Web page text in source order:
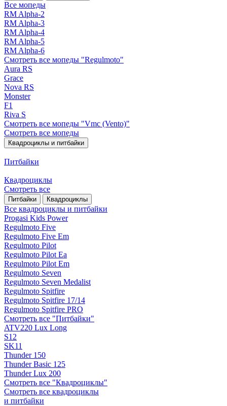
Все мопеды
RM Alpha-2
RM Alpha-3
RM Alpha-4
RM Alpha-5
RM Alpha-6
Смотреть все мопеды "Regulmoto"
Aura RS
Grace
Nova RS
Monster
F1
Riva S
Смотреть все мопеды "Vmc (Vento)"
Смотреть все мопеды
Квадроциклы и питбайки
Питбайки
Квадроциклы
Смотреть все
Питбайки Квадроциклы
Все квадроциклы и питбайки
Progasi Kids Power
Regulmoto Five
Regulmoto Five Em
Regulmoto Pilot
Regulmoto Pilot Ea
Regulmoto Pilot Em
Regulmoto Seven
Regulmoto Seven Medalist
Regulmoto Spitfire
Regulmoto Spitfire 17/14
Regulmoto Spitfire PRO
Смотреть все "Питбайки"
ATV220 Lux Long
S12
SK11
Thunder 150
Thunder Basic 125
Thunder Lux 200
Смотреть все "Квадроциклы"
Смотреть все квадроциклы
и питбайки